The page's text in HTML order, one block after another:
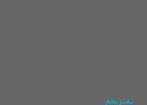
نعتز بهم